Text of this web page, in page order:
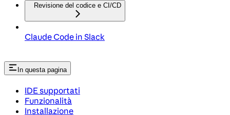
Revisione del codice e CI/CD
Claude Code in Slack
In questa pagina
IDE supportati
Funzionalità
Installazione